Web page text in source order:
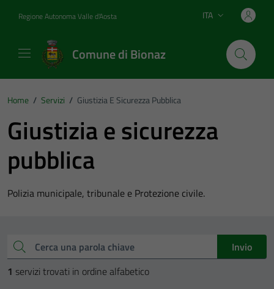
Regione Autonoma Valle d'Aosta Lingua attiva:
ITA
Comune di Bionaz
Home / Servizi / Giustizia E Sicurezza Pubblica
Giustizia e sicurezza
pubblica
Polizia municipale, tribunale e Protezione civile.
Cerca una parola chiave
Invio
1 servizi trovati in ordine alfabetico